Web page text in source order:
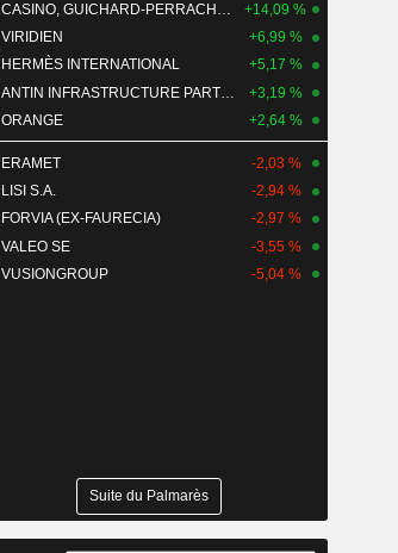
CASINO, GUICHARD-PERRACHON SA
+14,09 %
VIRIDIEN
+6,99 %
HERMÈS INTERNATIONAL
+5,17 %
ANTIN INFRASTRUCTURE PARTNERS
+3,19 %
ORANGE
+2,64 %
ERAMET
-2,03 %
LISI S.A.
-2,94 %
FORVIA (EX-FAURECIA)
-2,97 %
VALEO SE
-3,55 %
VUSIONGROUP
-5,04 %
Suite du Palmarès